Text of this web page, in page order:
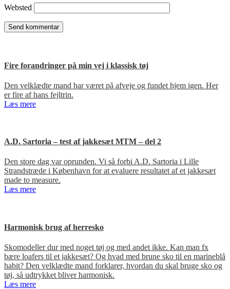
Websted
Fire forandringer på min vej i klassisk tøj
Den velklædte mand har været på afveje og fundet hjem igen. Her
er fire af hans fejltrin.
Læs mere
A.D. Sartoria – test af jakkesæt MTM – del 2
Den store dag var oprunden. Vi så forbi A.D. Sartoria i Lille
Strandstræde i København for at evaluere resultatet af et jakkesæt
made to measure.
Læs mere
Harmonisk brug af herresko
Skomodeller dur med noget tøj og med andet ikke. Kan man fx
bære loafers til et jakkesæt? Og hvad med brune sko til en marineblå
habit? Den velklædte mand forklarer, hvordan du skal bruge sko og
tøj, så udtrykket bliver harmonisk.
Læs mere